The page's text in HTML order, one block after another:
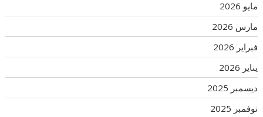
مايو 2026
مارس 2026
فبراير 2026
يناير 2026
ديسمبر 2025
نوفمبر 2025